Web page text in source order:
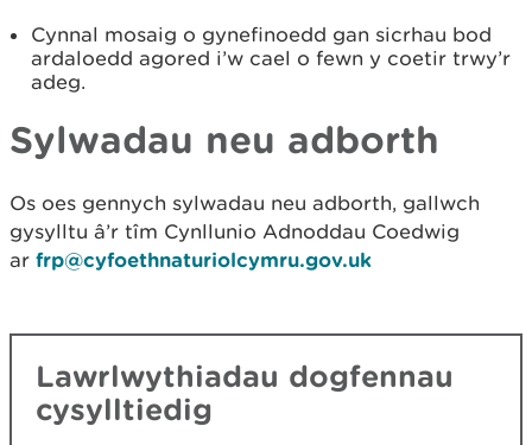
Cynnal mosaig o gynefinoedd gan sicrhau bod
ardaloedd agored i’w cael o fewn y coetir trwy’r
adeg.
Sylwadau neu adborth
Os oes gennych sylwadau neu adborth, gallwch
gysylltu â’r tîm Cynllunio Adnoddau Coedwig
ar frp@cyfoethnaturiolcymru.gov.uk
Lawrlwythiadau dogfennau
cysylltiedig